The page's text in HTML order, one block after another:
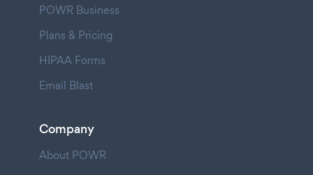
POWR Business
Plans & Pricing
HIPAA Forms
Email Blast
Company
About POWR